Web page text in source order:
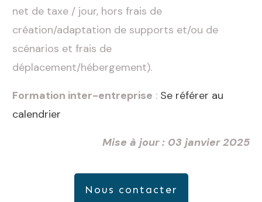
net de taxe / jour, hors frais de
création/adaptation de supports et/ou de
scénarios et frais de
déplacement/hébergement).
Formation inter-entreprise : Se référer au
calendrier
Mise à jour : 03 janvier 2025
Nous contacter